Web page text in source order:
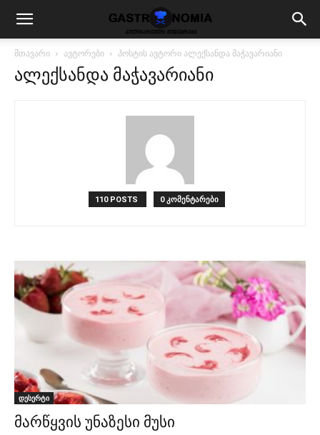
მთავარი ავტორები პოსტის ავტორი ალექსანდა მაჭავარიანი
ალექსანდა მაჭავარიანი
110 POSTS 0 კომენტარები
დესერტი
მარწყვის უნაზესი მუსი